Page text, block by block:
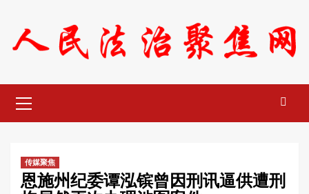
content
Menu
传媒聚焦
恩施州纪委谭泓镔曾因刑讯逼供遭刑